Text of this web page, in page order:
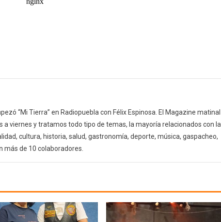
“Mi Tierra” en Radiopuebla con Félix Espinosa. El Magazine matinal
a viernes y tratamos todo tipo de temas, la mayoría relacionados con la
cultura, historia, salud, gastronomía, deporte, música, gaspacheo,
de 10 colaboradores.